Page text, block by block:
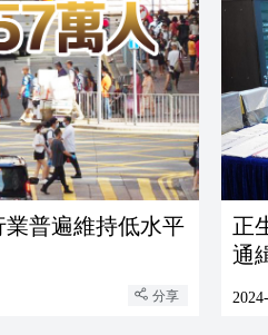
業普遍維持低水平
分享
正
通